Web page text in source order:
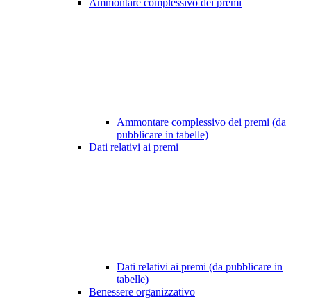
Ammontare complessivo dei premi
Ammontare complessivo dei premi (da
pubblicare in tabelle)
Dati relativi ai premi
Dati relativi ai premi (da pubblicare in
tabelle)
Benessere organizzativo